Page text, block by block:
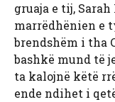
gruaja e tij,
marrëdhënien e
brendshëm i tha
bashkë mund të
ta kalojnë këtë
ende ndihet i